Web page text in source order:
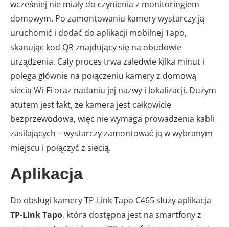
wcześniej nie miały do czynienia z monitoringiem
domowym. Po zamontowaniu kamery wystarczy ją
uruchomić i dodać do aplikacji mobilnej Tapo,
skanując kod QR znajdujący się na obudowie
urządzenia. Cały proces trwa zaledwie kilka minut i
polega głównie na połączeniu kamery z domową
siecią Wi-Fi oraz nadaniu jej nazwy i lokalizacji. Dużym
atutem jest fakt, że kamera jest całkowicie
bezprzewodowa, więc nie wymaga prowadzenia kabli
zasilających – wystarczy zamontować ją w wybranym
miejscu i połączyć z siecią.
Aplikacja
Do obsługi kamery TP‑Link Tapo C465 służy aplikacja
TP-Link Tapo, która dostępna jest na smartfony z